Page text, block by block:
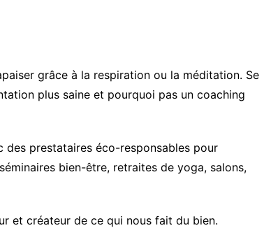
grâce à la respiration ou la méditation. Se
plus saine et pourquoi pas un coaching
des prestataires éco-responsables pour
bien-être, retraites de yoga, salons,
et créateur de ce qui nous fait du bien.